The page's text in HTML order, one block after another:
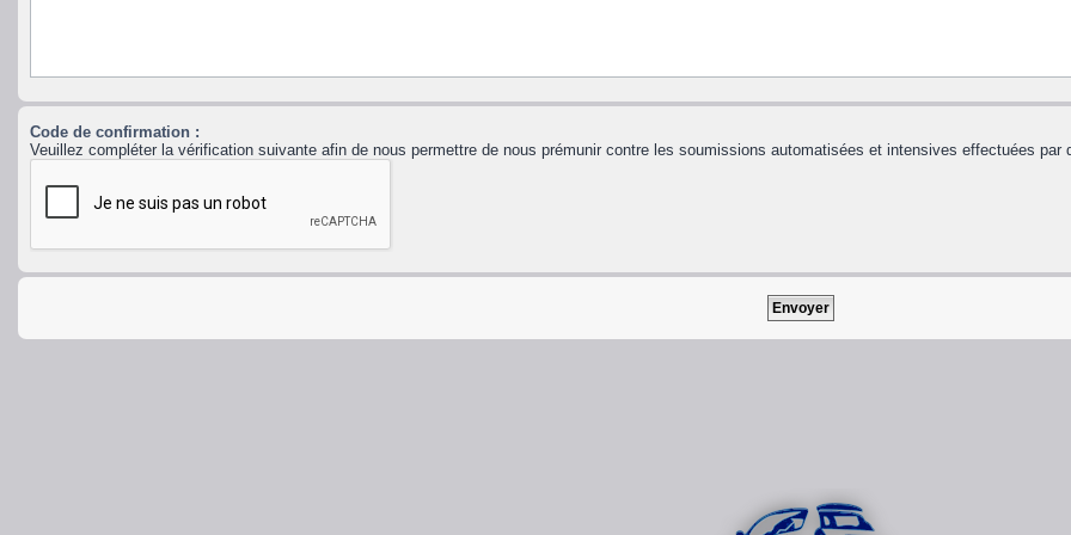
Code de confirmation :
Veuillez compléter la vérification suivante afin de nous permettre de nous prémunir contre les soumissions automatisées et intensives effectuées par